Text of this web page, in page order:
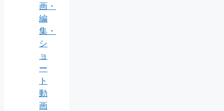
画・
編
集・
シ
ョ
ー
ト
動
画